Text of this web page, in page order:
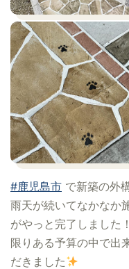
#鹿児島市 で新築の外
雨天が続いてなかなか
がやっと完了しました
限りある予算の中で出
だきました